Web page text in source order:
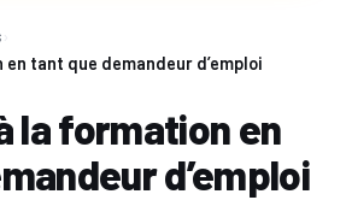
tant que demandeur d’emploi
la formation en
d’emploi